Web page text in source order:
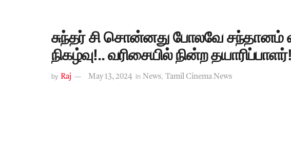
சுந்தர் சி சொன்னது போலவே சந்தானம்
நிகழ்வு!.. வரிசையில் நின்ற
by Raj May 13, 2024 in News, Tamil Cinema News